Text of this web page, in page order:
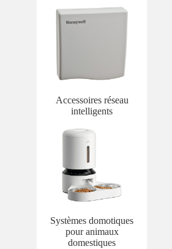
Accessoires réseau
intelligents
Systèmes domotiques
pour animaux
domestiques